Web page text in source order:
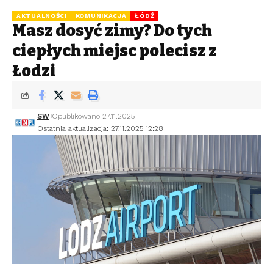
AKTUALNOŚCI KOMUNIKACJA ŁÓDŹ
Masz dosyć zimy? Do tych
ciepłych miejsc polecisz z
Łodzi
Ostatnia aktualizacja: 27.11.2025 12:28
SW Opublikowano 27.11.2025